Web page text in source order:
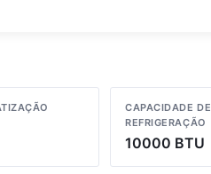
CAPACIDADE DE
REFRIGERAÇÃO
10000 BTU